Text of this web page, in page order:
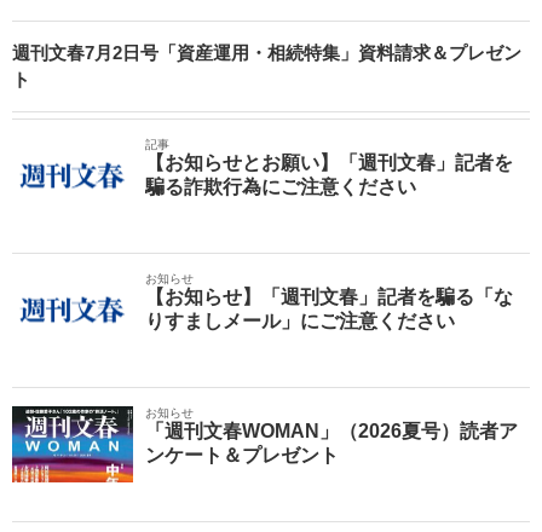
週刊文春7月2日号「資産運用・相続特集」資料請求＆プレゼン
ト
記事
【お知らせとお願い】「週刊文春」記者を
騙る詐欺行為にご注意ください
お知らせ
【お知らせ】「週刊文春」記者を騙る「な
りすましメール」にご注意ください
お知らせ
「週刊文春WOMAN」（2026夏号）読者ア
ンケート＆プレゼント